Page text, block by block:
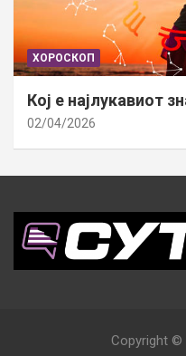
ХОРОСКОП
Кој е најлукавиот
02/04/2026
Copyright ©